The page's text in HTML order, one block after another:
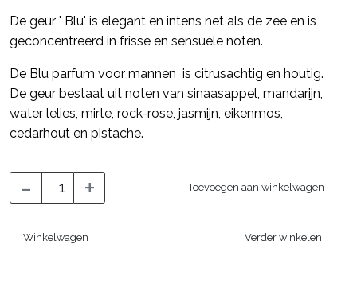
De geur ' Blu' is elegant en intens net als de zee en is
geconcentreerd in frisse en sensuele noten.
De Blu parfum voor mannen is citrusachtig en houtig.
De geur bestaat uit noten van sinaasappel, mandarijn,
water lelies, mirte, rock-rose, jasmijn, eikenmos,
cedarhout en pistache.
- + Toevoegen aan winkelwagen
Winkelwagen Verder winkelen